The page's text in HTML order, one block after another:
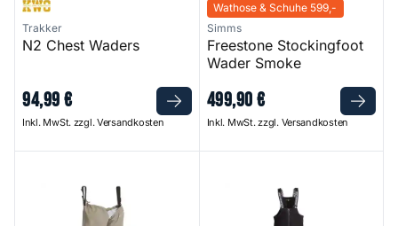
Trakker
N2 Chest Waders
94,99€
Inkl. MwSt. zzgl. Versandkosten
Wathose & Schuhe 599,-
Simms
Freestone Stockingfoot
Wader Smoke
499,90€
Inkl. MwSt. zzgl. Versandkosten